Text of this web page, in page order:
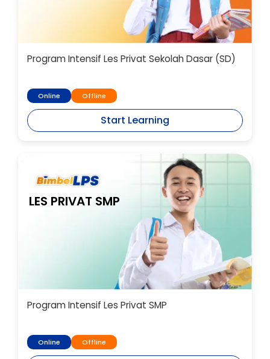
Program Intensif Les Privat Sekolah Dasar (SD)
Online Offline
Start Learning
LES PRIVAT SMP
Program Intensif Les Privat SMP
Online Offline